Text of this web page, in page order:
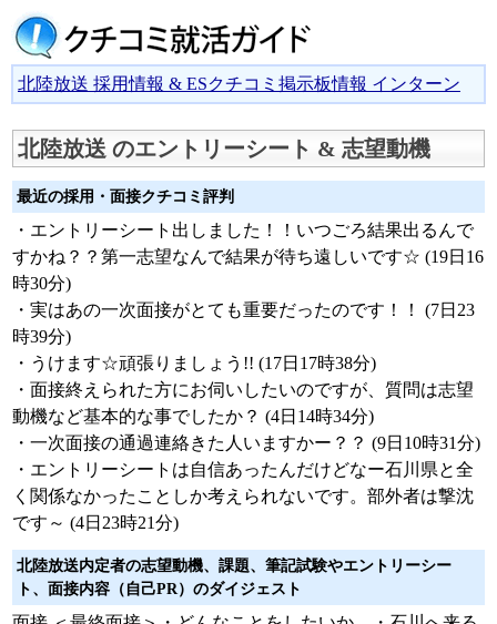
北陸放送 採用情報 & ESクチコミ掲示板情報 インターン
北陸放送 のエントリーシート & 志望動機
最近の採用・面接クチコミ評判
・エントリーシート出しました！！いつごろ結果出るんで
すかね？？第一志望なんで結果が待ち遠しいです☆ (19日16
時30分)
・実はあの一次面接がとても重要だったのです！！ (7日23
時39分)
・うけます☆頑張りましょう!! (17日17時38分)
・面接終えられた方にお伺いしたいのですが、質問は志望
動機など基本的な事でしたか？ (4日14時34分)
・一次面接の通過連絡きた人いますかー？？ (9日10時31分)
・エントリーシートは自信あったんだけどなー石川県と全
く関係なかったことしか考えられないです。部外者は撃沈
です～ (4日23時21分)
北陸放送内定者の志望動機、課題、筆記試験やエントリーシー
ト、面接内容（自己PR）のダイジェスト